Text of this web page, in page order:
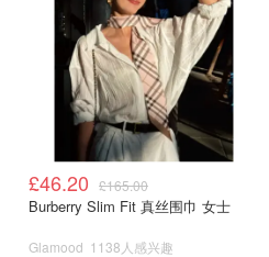
£46.20 £165.00
Burberry Slim Fit 真丝围巾 女士
Glamood 1138人感兴趣